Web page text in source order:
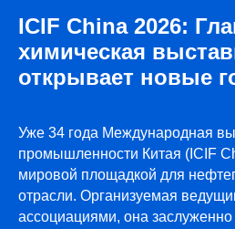
ПРИ
ICIF China 2026:
химическая
открывает новые
Уже 34 года Международная
промышленности Китая (ICIF
мировой площадкой для
отрасли. Организуемая
ассоциациями, она заслуженно